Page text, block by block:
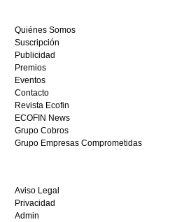
hoy
mismo.
Quiénes Somos
Suscripción
Publicidad
Premios
Eventos
Contacto
Revista Ecofin
ECOFIN News
Grupo Cobros
Grupo Empresas Comprometidas
Aviso Legal
Privacidad
Admin